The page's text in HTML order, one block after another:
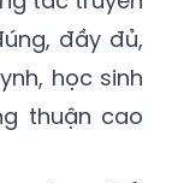
giáo và
tác truyền
đầy đủ,
học sinh